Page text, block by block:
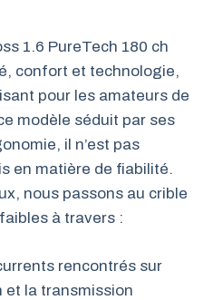
1.6 PureTech 180 ch
confort et technologie,
pour les amateurs de
modèle séduit par ses
il n’est pas
en matière de fiabilité.
nous passons au crible
à travers :
rencontrés sur
la transmission